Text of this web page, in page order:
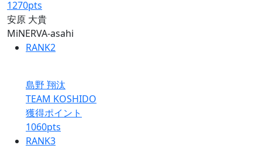
1270pts
安原 大貴
MiNERVA-asahi
RANK2
島野 翔汰
TEAM KOSHIDO
獲得ポイント
1060pts
RANK3